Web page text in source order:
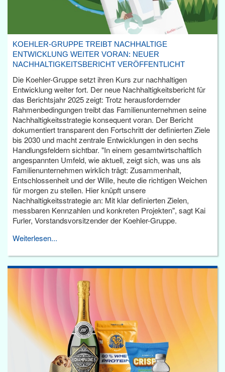
KOEHLER-GRUPPE TREIBT NACHHALTIGE
ENTWICKLUNG WEITER VORAN: NEUER
NACHHALTIGKEITSBERICHT VERÖFFENTLICHT
Die Koehler-Gruppe setzt ihren Kurs zur nachhaltigen
Entwicklung weiter fort. Der neue Nachhaltigkeitsbericht für
das Berichtsjahr 2025 zeigt: Trotz herausfordernder
Rahmenbedingungen treibt das Familienunternehmen seine
Nachhaltigkeitsstrategie konsequent voran. Der Bericht
dokumentiert transparent den Fortschritt der definierten Ziele
bis 2030 und macht zentrale Entwicklungen in den sechs
Handlungsfeldern sichtbar. "In einem gesamtwirtschaftlich
angespannten Umfeld, wie aktuell, zeigt sich, was uns als
Familienunternehmen wirklich trägt: Zusammenhalt,
Entschlossenheit und der Wille, heute die richtigen Weichen
für morgen zu stellen. Hier knüpft unsere
Nachhaltigkeitsstrategie an: Mit klar definierten Zielen,
messbaren Kennzahlen und konkreten Projekten", sagt Kai
Furler, Vorstandsvorsitzender der Koehler-Gruppe.
Weiterlesen...